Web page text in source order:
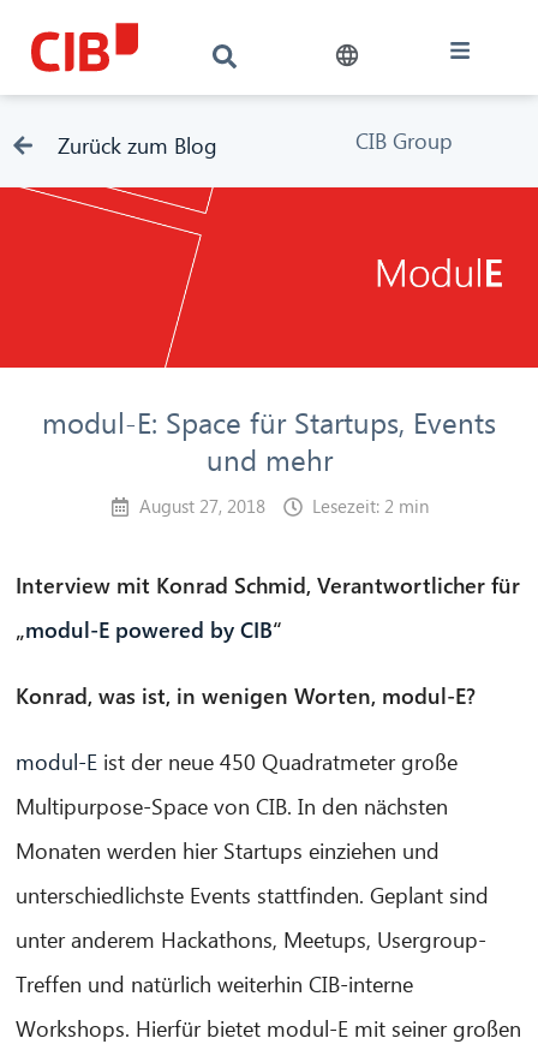
Zurück zum Blog CIB Group
modul-E: Space für Startups, Events
und mehr
August 27, 2018 Lesezeit: 2 min
Interview mit Konrad Schmid, Verantwortlicher für
„modul-E powered by CIB“
Konrad, was ist, in wenigen Worten, modul-E?
modul-E ist der neue 450 Quadratmeter große
Multipurpose-Space von CIB. In den nächsten
Monaten werden hier Startups einziehen und
unterschiedlichste Events stattfinden. Geplant sind
unter anderem Hackathons, Meetups, Usergroup-
Treffen und natürlich weiterhin CIB-interne
Workshops. Hierfür bietet modul-E mit seiner großen